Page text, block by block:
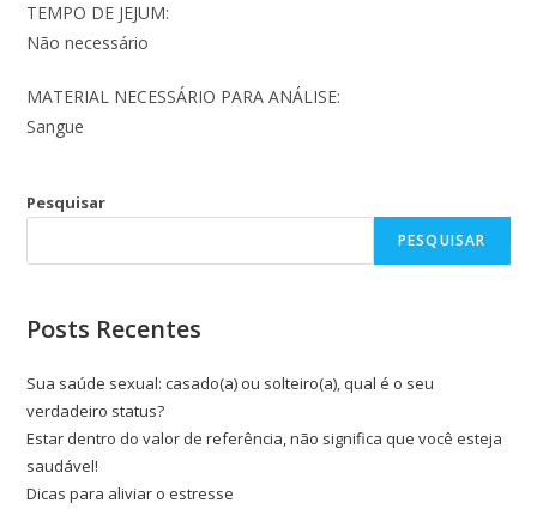
TEMPO DE JEJUM:
Não necessário
MATERIAL NECESSÁRIO PARA ANÁLISE:
Sangue
Pesquisar
PESQUISAR
Posts Recentes
Sua saúde sexual: casado(a) ou solteiro(a), qual é o seu
verdadeiro status?
Estar dentro do valor de referência, não significa que você esteja
saudável!
Dicas para aliviar o estresse